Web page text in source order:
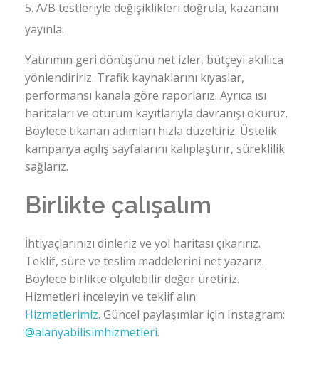
A/B testleriyle değişiklikleri doğrula, kazananı
yayınla.
Yatırımın geri dönüşünü net izler, bütçeyi akıllıca
yönlendiririz. Trafik kaynaklarını kıyaslar,
performansı kanala göre raporlarız. Ayrıca ısı
haritaları ve oturum kayıtlarıyla davranışı okuruz.
Böylece tıkanan adımları hızla düzeltiriz. Üstelik
kampanya açılış sayfalarını kalıplaştırır, süreklilik
sağlarız.
Birlikte çalışalım
İhtiyaçlarınızı dinleriz ve yol haritası çıkarırız.
Teklif, süre ve teslim maddelerini net yazarız.
Böylece birlikte ölçülebilir değer üretiriz.
Hizmetleri inceleyin ve teklif alın:
Hizmetlerimiz. Güncel paylaşımlar için Instagram:
@alanyabilisimhizmetleri.